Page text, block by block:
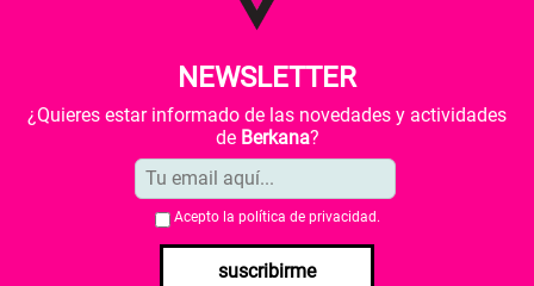
NEWSLETTER
¿Quieres estar informado de las novedades y actividades
de Berkana?
Acepto la política de privacidad .
suscribirme